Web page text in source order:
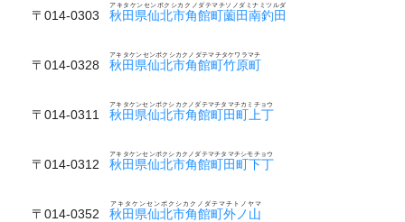
〒014-0303 秋田県仙北市角館町薗田南釣田
アキタケンセンボクシカクノダテマチソノダミナミツルダ
〒014-0328 秋田県仙北市角館町竹原町
アキタケンセンボクシカクノダテマチタケワラマチ
〒014-0311 秋田県仙北市角館町田町上丁
アキタケンセンボクシカクノダテマチタマチカミチョウ
〒014-0312 秋田県仙北市角館町田町下丁
アキタケンセンボクシカクノダテマチタマチシモチョウ
〒014-0352 秋田県仙北市角館町外ノ山
アキタケンセンボクシカクノダテマチトノヤマ